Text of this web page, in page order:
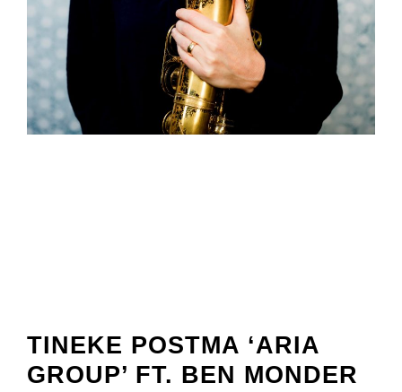
TINEKE POSTMA ‘ARIA
GROUP’ FT. BEN MONDER